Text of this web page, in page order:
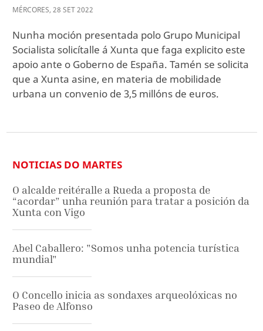
MÉRCORES, 28 SET2022
Nunha moción presentada polo Grupo Municipal
Socialista solicítalle á Xunta que faga explicito este
apoio ante o Goberno de España. Tamén se solicita
que a Xunta asine, en materia de mobilidade
urbana un convenio de 3,5 millóns de euros.
NOTICIAS DO MARTES
O alcalde reitéralle a Rueda a proposta de
“acordar” unha reunión para tratar a posición da
Xunta con Vigo
Abel Caballero: "Somos unha potencia turística
mundial"
O Concello inicia as sondaxes arqueolóxicas no
Paseo de Alfonso